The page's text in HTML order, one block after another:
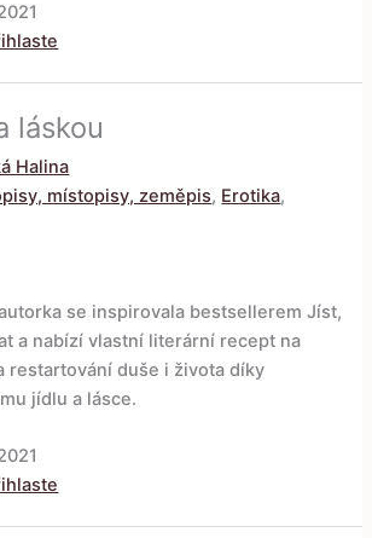
láskou
Halina
místopisy, zeměpis, Erotika,
se inspirovala bestsellerem Jíst,
a nabízí vlastní literární recept na
restartování duše i života díky
jídlu a lásce.